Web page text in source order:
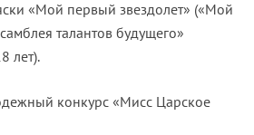
«Мой первый звездолет» («Мой
талантов будущего»
лет).
конкурс «Мисс Царское